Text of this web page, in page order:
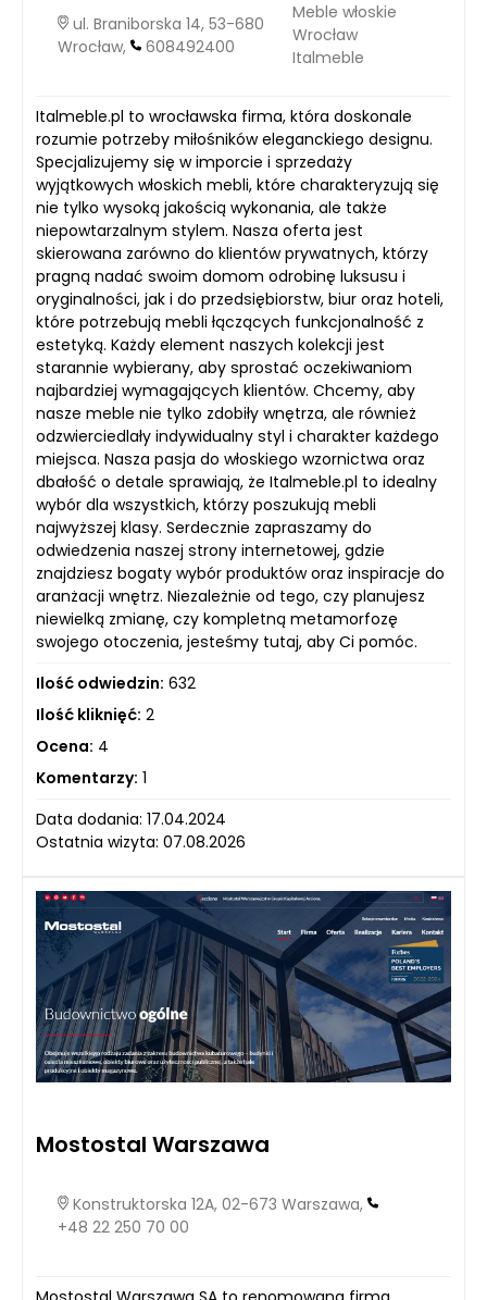
ul. Braniborska 14, 53-680
Wrocław,
608492400
Meble włoskie
Wrocław
Italmeble
Italmeble.pl to wrocławska firma, która doskonale
rozumie potrzeby miłośników eleganckiego designu.
Specjalizujemy się w imporcie i sprzedaży
wyjątkowych włoskich mebli, które charakteryzują się
nie tylko wysoką jakością wykonania, ale także
niepowtarzalnym stylem. Nasza oferta jest
skierowana zarówno do klientów prywatnych, którzy
pragną nadać swoim domom odrobinę luksusu i
oryginalności, jak i do przedsiębiorstw, biur oraz hoteli,
które potrzebują mebli łączących funkcjonalność z
estetyką. Każdy element naszych kolekcji jest
starannie wybierany, aby sprostać oczekiwaniom
najbardziej wymagających klientów. Chcemy, aby
nasze meble nie tylko zdobiły wnętrza, ale również
odzwierciedlały indywidualny styl i charakter każdego
miejsca. Nasza pasja do włoskiego wzornictwa oraz
dbałość o detale sprawiają, że Italmeble.pl to idealny
wybór dla wszystkich, którzy poszukują mebli
najwyższej klasy. Serdecznie zapraszamy do
odwiedzenia naszej strony internetowej, gdzie
znajdziesz bogaty wybór produktów oraz inspiracje do
aranżacji wnętrz. Niezależnie od tego, czy planujesz
niewielką zmianę, czy kompletną metamorfozę
swojego otoczenia, jesteśmy tutaj, aby Ci pomóc.
Ilość odwiedzin: 632
Ilość kliknięć: 2
Ocena: 4
Komentarzy: 1
Data dodania: 17.04.2024
Ostatnia wizyta: 07.08.2026
Mostostal Warszawa
Konstruktorska 12A, 02-673 Warszawa,
+48 22 250 70 00